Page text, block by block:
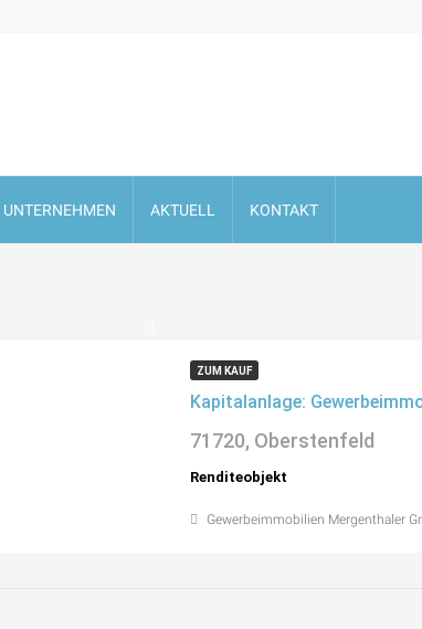
UNTERNEHMEN AKTUELL KONTAKT
ZUM KAUF
Kapitalanlage:
71720, Oberstenfeld
Renditeobjekt
Gewerbeimmobilien Mergenthaler